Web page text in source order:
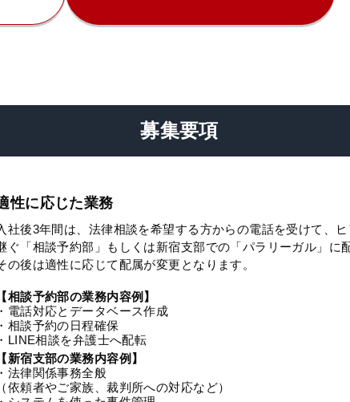
募集要項
性に応じた業務
社後3年間は、法律相談を希望する方からの電話を受けて、
ぐ「相談予約部」もしくは新宿支部での「パラリーガル」に
の後は適性に応じて配属が変更となります。
相談予約部の業務内容例】
電話対応とデータベース作成
相談予約の日程確保
LINE相談を弁護士へ配転
新宿支部の業務内容例】
法律関係事務全般
依頼者やご家族、裁判所への対応など）